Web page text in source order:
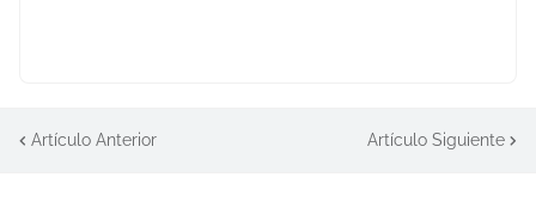
Artículo Anterior Artículo Siguiente